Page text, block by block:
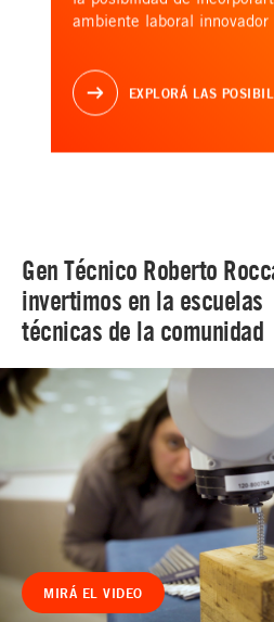
ambiente laboral innovador
EXPLORÁ LAS
Gen Técnico Roberto
invertimos en la escuelas
técnicas de la comunidad
MIRÁ EL VIDEO